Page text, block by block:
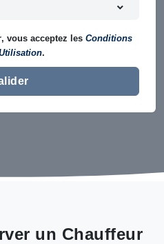
, vous acceptez les Conditions
.
un Chauffeur